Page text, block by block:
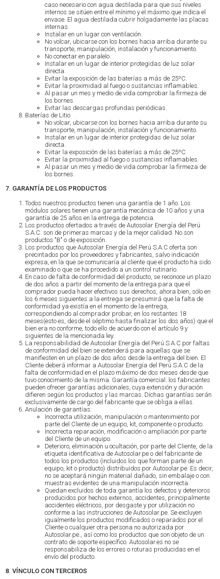
caso necesario con agua destilada para que sus niveles
internos se sitúen entre el mínimo y el máximo que indica el
envase. El agua destilada cubrir holgadamente las placas
internas.
Instalar en un lugar con ventilación.
No volcar, ubicarse con los bornes hacia arriba durante su
transporte, manipulación, instalación y funcionamiento.
No conectar en paralelo.
Instalar en un lugar de interior protegidas de luz solar
directa.
Evitar la exposición de las baterías a más de 25ºC.
Evitar la proximidad al fuego o sustancias inflamables.
Al pasar un mes y medio de vida comprobar la firmeza de
los bornes.
Evitar las descargas profundas periódicas.
Baterías de Litio
No volcar, ubicarse con los bornes hacia arriba durante su
transporte, manipulación, instalación y funcionamiento.
Instalar en un lugar de interior protegidas de luz solar
directa.
Evitar la exposición de las baterías a más de 25ºC.
Evitar la proximidad al fuego o sustancias inflamables.
Al pasar un mes y medio de vida comprobar la firmeza de
los bornes.
7. GARANTÍA DE LOS PRODUCTOS
Todos nuestros productos tienen una garantía de 1 año. Los
módulos solares tienen una garantía mecánica de 10 años y una
garantía de 25 años en la entrega de potencia.
Los productos ofertados a través de Autosolar Energía del Perú
S.A.C. son de primeras marcas y de la mejor calidad. No son
productos "B" o de exposición.
Los productos que Autosolar Energía del Perú S.A.C oferta son
precintados por los proveedores y fabricantes, salvo indicación
expresa, en la que se comunicaría al cliente que el producto ha sido
examinado o que se ha procedido a un control rutinario.
En caso de falta de conformidad del producto, se reconoce un plazo
de dos años a partir del momento de la entrega para que el
comprador pueda hacer efectivos sus derechos, ahora bien, sólo en
los 6 meses siguientes a la entrega se presumirá que la falta de
conformidad ya existía en el momento de la entrega,
correspondiendo al comprador probar, en los restantes 18
meses(esto es, desde el séptimo hasta finalizar los dos años) que el
bien era no conforme, todo ello de acuerdo con el artículo 9 y
siguientes de la mencionada ley.
La responsabilidad de Autosolar Energía del Perú S.A.C por faltas
de conformidad del bien se extenderá para aquellas que se
manifiesten en un plazo de dos años desde la entrega del bien. El
Cliente deberá informar a Autosolar Energía del Perú S.A.C de la
falta de conformidad en el plazo máximo de dos meses desde que
tuvo conocimiento de la misma. Garantía comercial: los fabricantes
pueden ofrecer garantías adicionales, cuya extensión y duración
difieren según los productos y las marcas. Dichas garantías serán
exclusivamente de cargo del fabricante que se obliga a ellas.
Anulación de garantías:
Incorrecta utilización, manipulación o mantenimiento por
parte del Cliente de un equipo, kit, componente o producto.
Incorrecta reparación, modificación o ampliación por parte
del Cliente de un equipo.
Deterioro, eliminación u ocultación, por parte del Cliente, de la
etiqueta identificativa de Autosolar.pe o del fabricante de
todos los productos (incluidos los que forman parte de un
equipo, kit o producto) distribuidos por Autosolar.pe. Es decir,
no se aceptará ningún material dañado, sin embalaje o con
muestras evidentes de una manipulación incorrecta.
Quedan excluidos de toda garantía los defectos y deterioros
producidos por hechos externos, accidentes, principalmente
accidentes eléctricos, por desgaste y por utilización no
conforme a las instrucciones de Autosolar.pe. Se excluyen
igualmente los productos modificados o reparados por el
Cliente o cualquier otra persona no autorizada por
Autosolar.pe., así como los productos que son objeto de un
contrato de soporte específico. Autosolar.es no se
responsabiliza de los errores o roturas producidas en el
envío del producto.
8. VÍNCULO CON TERCEROS